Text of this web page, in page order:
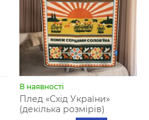
В наявності
Плед «Схід України»
(декілька розмірів)